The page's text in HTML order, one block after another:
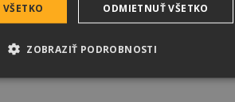
VŠETKO ODMIETNUŤ VŠETKO
ZOBRAZIŤ PODROBNOSTI